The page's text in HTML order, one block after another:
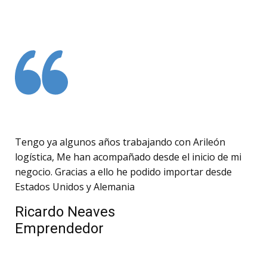
Tengo ya algunos años trabajando con Arileón
logística, Me han acompañado desde el inicio de mi
negocio. Gracias a ello he podido importar desde
Estados Unidos y Alemania
Ricardo Neaves
Emprendedor